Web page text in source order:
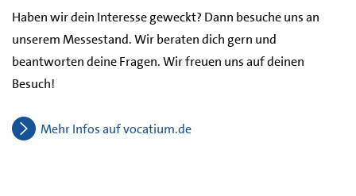
Haben wir dein Interesse geweckt? Dann besuche uns an
unserem Messestand. Wir beraten dich gern und
beantworten deine Fragen. Wir freuen uns auf deinen
Besuch!
Mehr Infos auf vocatium.de